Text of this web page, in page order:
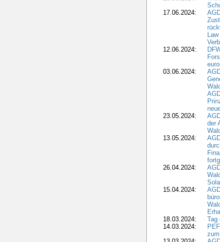
17.06.2024:
12.06.2024:
03.06.2024:
23.05.2024:
der
13.05.2024:
26.04.2024:
15.04.2024:
18.03.2024:
Tag
14.03.2024: